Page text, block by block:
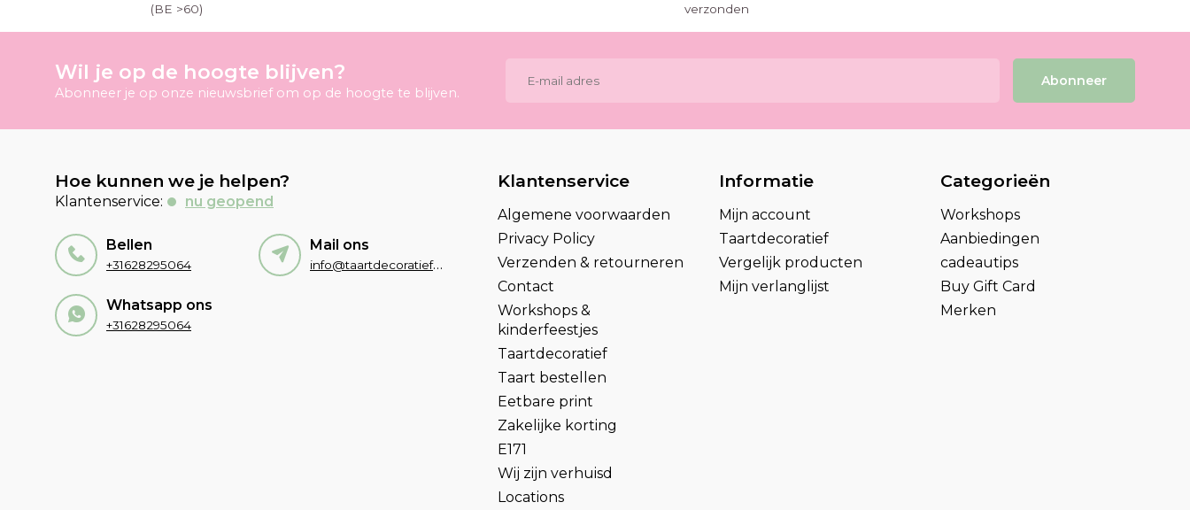
(BE >60)
verzonden
Wil je op de hoogte blijven?
Abonneer je op onze nieuwsbrief om op de hoogte te blijven.
Abonneer
Hoe kunnen we je helpen?
Klantenservice: nu geopend
Bellen
+31628295064
Mail ons
info@taartdecoratief.nl
Whatsapp ons
+31628295064
Klantenservice
Algemene voorwaarden
Privacy Policy
Verzenden & retourneren
Contact
Workshops &
kinderfeestjes
Taartdecoratief
Taart bestellen
Eetbare print
Zakelijke korting
E171
Wij zijn verhuisd
Locations
Informatie
Mijn account
Taartdecoratief
Vergelijk producten
Mijn verlanglijst
Categorieën
Workshops
Aanbiedingen
cadeautips
Buy Gift Card
Merken